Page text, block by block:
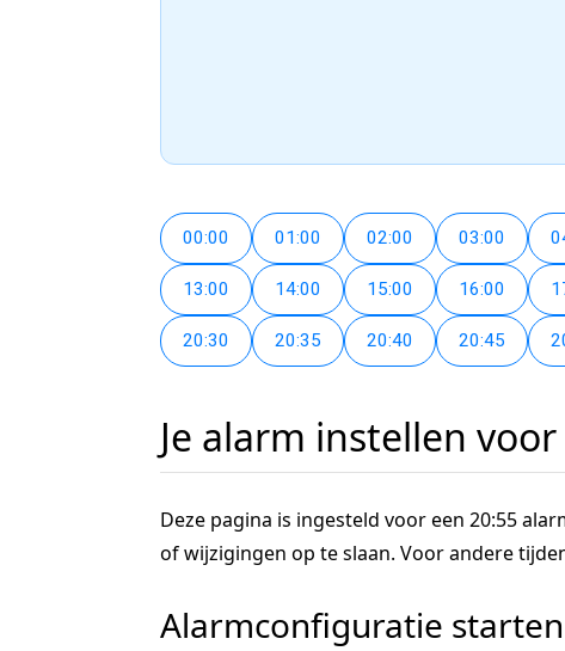
00:00 01:00 02:00 03:00
13:00 14:00 15:00 16:00
20:30 20:35 20:40 20:45
Je alarm instellen
Deze pagina is ingesteld voor een 20:55
of wijzigingen op te slaan. Voor andere
Alarmconfiguratie starten